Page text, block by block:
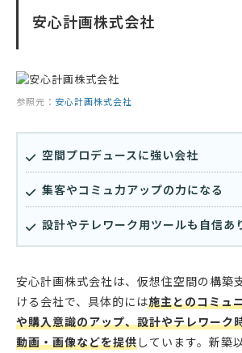
安心計画株式会社
参照元： 安心計画株式会社
空間プロデュースに強い会社
集客やコミュ力アップの力になる
設計やテレワーク用ツールも自信あ
安心計画株式会社は、仮想住空間の構築
ける会社で、具体的には施主とのコミュ
や購入意識のアップ、設計やテレワーク
動画・画像などを提供しています。新築